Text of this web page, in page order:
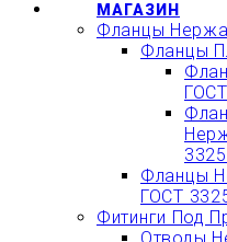
МАГАЗИН
Фланцы
Фланцы
Фланцы
ГОСТ
Фитинги Под